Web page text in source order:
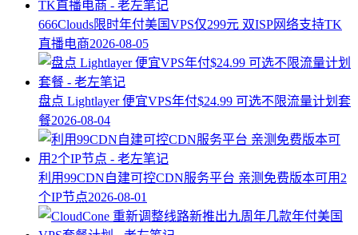
666Clouds限时年付美国VPS仅299元 双ISP网络支持TK
直播电商2026-08-05
盘点 Lightlayer 便宜VPS年付$24.99 可选不限流量计划套
餐2026-08-04
利用99CDN自建可控CDN服务平台 亲测免费版本可用2
个IP节点2026-08-01